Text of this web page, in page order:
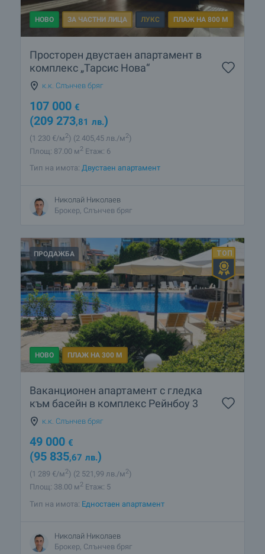
НОВО ЗА ЧАСТНИ ЛИЦА ЛУКС ПЛАЖ НА 800 М
Просторен двустаен апартамент в
комплекс „Тарсис Нова“
к.к. Слънчев бряг
107 000 €
(209 273,81 лв.)
(1 230 €/м2) (2 405 ,45 лв./м2)
Площ: 87.00 м2 Етаж: 6
Тип на имота: Двустаен апартамент
Николай Николаев
Брокер, Слънчев бряг
ПРОДАЖБА
НОВО ПЛАЖ НА 300 М
Ваканционен апартамент с гледка
към басейн в комплекс Рейнбоу 3
к.к. Слънчев бряг
49 000 €
(95 835,67 лв.)
(1 289 €/м2) (2 521 ,99 лв./м2)
Площ: 38.00 м2 Етаж: 5
Тип на имота: Едностаен апартамент
Николай Николаев
Брокер, Слънчев бряг